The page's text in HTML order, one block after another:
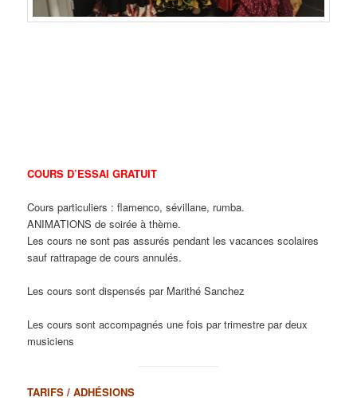
COURS D’ESSAI GRATUIT
Cours particuliers : flamenco, sévillane, rumba.
ANIMATIONS de soirée à thème.
Les cours ne sont pas assurés pendant les vacances scolaires
sauf rattrapage de cours annulés.
Les cours sont dispensés par Marithé Sanchez
Les cours sont accompagnés une fois par trimestre par deux
musiciens
TARIFS / ADHÉSIONS